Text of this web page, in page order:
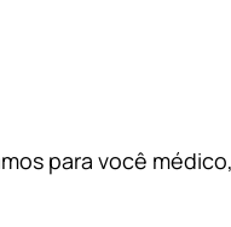
para você